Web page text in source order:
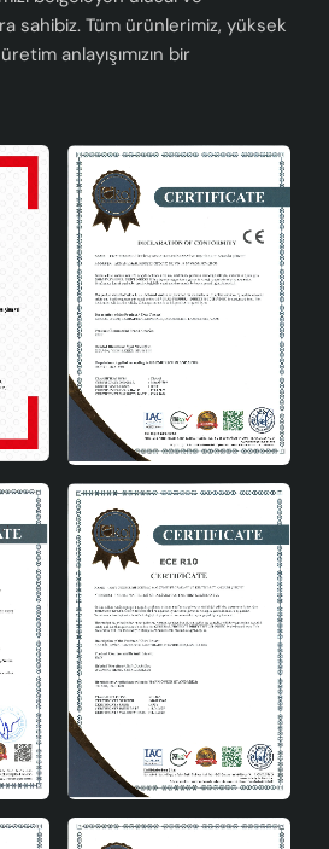
sahibiz. Tüm ürünlerimiz, yüksek
anlayışımızın bir